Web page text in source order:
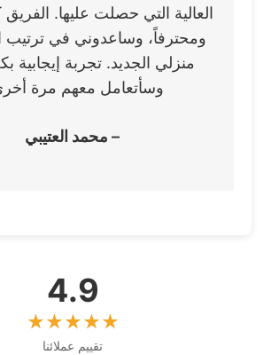
العالية التي حصلت عليها. الفريق
ومحترفاً، وساعدوني في ترتيب
منزلي الجديد. تجربة إيجابية
وسأتعامل معهم مرة
– محمد العتيبي
4.9
تقييم عملائنا